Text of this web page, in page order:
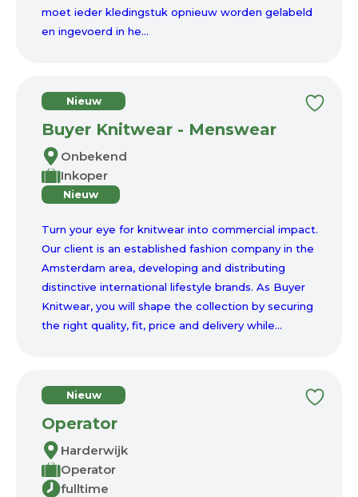
moet ieder kledingstuk opnieuw worden gelabeld
en ingevoerd in he...
Nieuw
Buyer Knitwear - Menswear
Onbekend
Inkoper
Nieuw
Turn your eye for knitwear into commercial impact.
Our client is an established fashion company in the
Amsterdam area, developing and distributing
distinctive international lifestyle brands. As Buyer
Knitwear, you will shape the collection by securing
the right quality, fit, price and delivery while...
Nieuw
Operator
Harderwijk
Operator
fulltime